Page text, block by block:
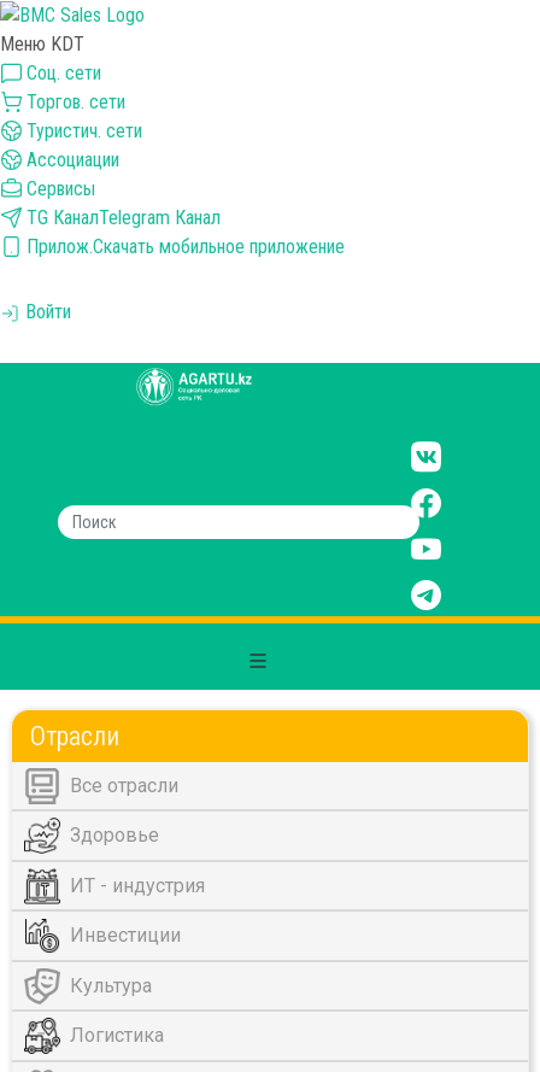
Меню KDT
Соц. сети
Торгов. сети
Туристич. сети
Ассоциации
Сервисы
TG КаналTelegram Канал
Прилож.Скачать мобильное приложение
Войти
Отрасли
Все отрасли
Здоровье
ИТ - индустрия
Инвестиции
Культура
Логистика